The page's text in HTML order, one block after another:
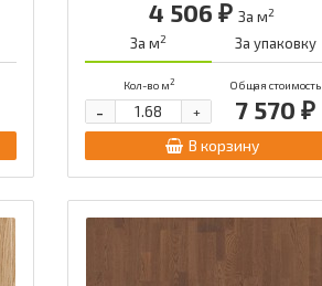
4 506 ₽За м2
За м2 За упаковку
Кол-во м2 Общая стоимость
7 570 ₽
+
-
В корзину